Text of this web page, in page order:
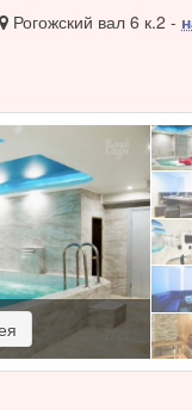
Рогожский вал 6 к.2 -